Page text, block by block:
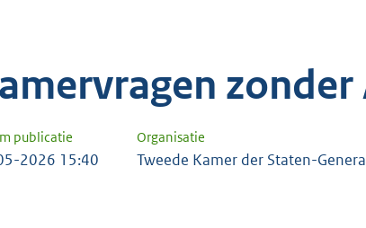
publicatie Organisatie
2026 15:40 Tweede Kamer der Staten-